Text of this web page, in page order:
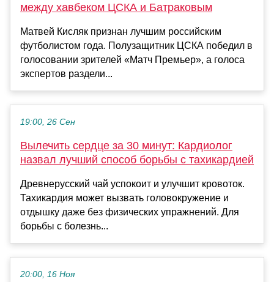
между хавбеком ЦСКА и Батраковым
Матвей Кисляк признан лучшим российским
футболистом года. Полузащитник ЦСКА победил в
голосовании зрителей «Матч Премьер», а голоса
экспертов раздели...
19:00, 26 Сен
Вылечить сердце за 30 минут: Кардиолог
назвал лучший способ борьбы с тахикардией
Древнерусский чай успокоит и улучшит кровоток.
Тахикардия может вызвать головокружение и
отдышку даже без физических упражнений. Для
борьбы с болезнь...
20:00, 16 Ноя